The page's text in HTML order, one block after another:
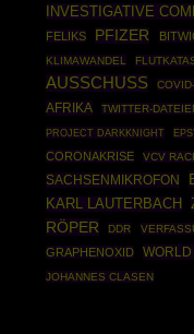
INVESTIGATIVE
FELIKS PFIZER
KLIMAWANDEL
AUSSCHUSS
AFRIKA
TWITTER-
PROJECT DARKKNIGHT
CORONAKRISE VCV
SACHSENMIKROFON
KARL LAUTERBACH
RÖPER
DDR
GRAPHENOXID
JOHANNES CLASEN